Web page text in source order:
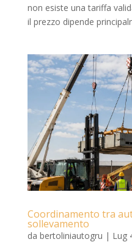
non esiste una tariffa
il prezzo dipende
Coordinamento tra
sollevamento
da bertoliniautogru | Lug